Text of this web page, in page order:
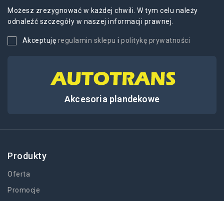
Możesz zrezygnować w każdej chwili. W tym celu należy
odnaleźć szczegóły w naszej informacji prawnej.
Akceptuję regulamin sklepu i politykę prywatności
Akcesoria plandekowe
Produkty
Oferta
Promocje